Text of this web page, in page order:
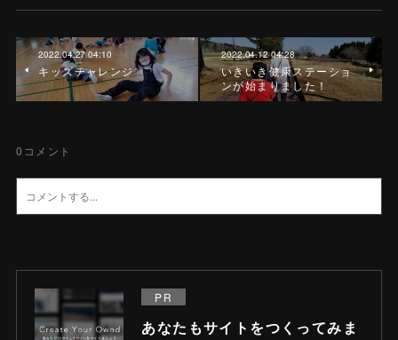
2022.04.27 04:10
キッズチャレンジ
2022.04.12 04:28
いきいき健康ステーショ
ンが始まりました！
0 コメント
PR
あなたもサイトをつくってみま